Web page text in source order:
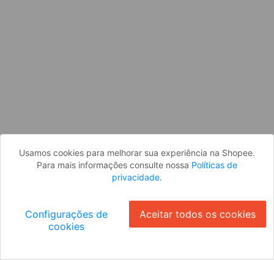
Usamos cookies para melhorar sua experiência na Shopee.
Para mais informações consulte nossa Políticas de
privacidade.
Configurações de
cookies
Aceitar todos os cookies